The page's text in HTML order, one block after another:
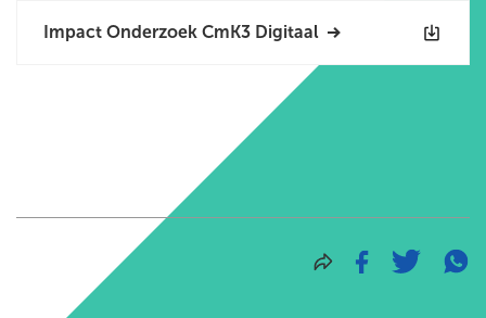
Impact Onderzoek CmK3 Digitaal